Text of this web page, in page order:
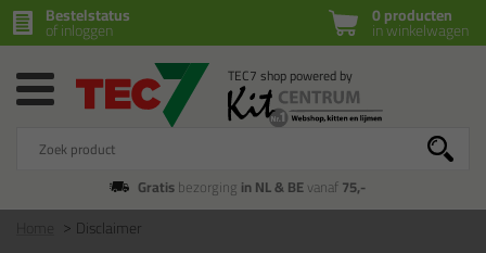
0 producten
in winkelwagen
Bestelstatus
of inloggen
Gratisbezorging in NL & BEvanaf75,-
Disclaimer